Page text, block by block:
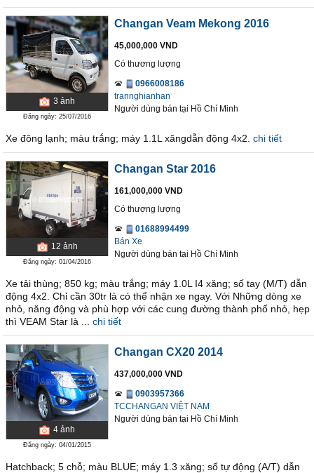
3 ảnh
Đăng ngày: 25/07/2016
Changan Veam Mekong 2016
45,000,000 VND
Có thương lượng
0966008186
trannghianhan
Người dùng bán tại Hồ Chí Minh
Xe đông lạnh; màu trắng; máy 1.1L xăngdẫn động 4x2. chi tiết
12 ảnh
Đăng ngày: 01/04/2016
Changan Star 2016
161,000,000 VND
Có thương lượng
01688994499
Bán Xe
Người dùng bán tại Hồ Chí Minh
Xe tải thùng; 850 kg; màu trắng; máy 1.0L I4 xăng; số tay (M/T) dẫn
động 4x2. Chỉ cần 30tr là có thể nhận xe ngay. Với Những dòng xe
nhỏ, năng động và phù hợp với các cung đường thành phố nhỏ, hẹp
thì VEAM Star là ...
chi tiết
4 ảnh
Đăng ngày: 04/01/2015
Changan CX20 2014
437,000,000 VND
0903957366
TCCHANGAN VIỆT NAM
Người dùng bán tại Hồ Chí Minh
Hatchback; 5 chỗ; màu BLUE; máy 1.3 xăng; số tự động (A/T) dẫn